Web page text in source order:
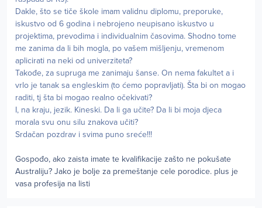
Dakle, što se tiče škole imam validnu diplomu, preporuke,
iskustvo od 6 godina i nebrojeno neupisano iskustvo u
projektima, prevodima i individualnim časovima. Shodno tome
me zanima da li bih mogla, po vašem mišljenju, vremenom
aplicirati na neki od univerziteta?
Takođe, za supruga me zanimaju šanse. On nema fakultet a i
vrlo je tanak sa engleskim (to ćemo popravljati). Šta bi on mogao
raditi, tj šta bi mogao realno očekivati?
I, na kraju, jezik. Kineski. Da li ga učite? Da li bi moja djeca
morala svu onu silu znakova učiti?
Srdačan pozdrav i svima puno sreće!!!
Gospođo, ako zaista imate te kvalifikacije zašto ne pokušate
Australiju? Jako je bolje za premeštanje cele porodice. plus je
vasa profesija na listi